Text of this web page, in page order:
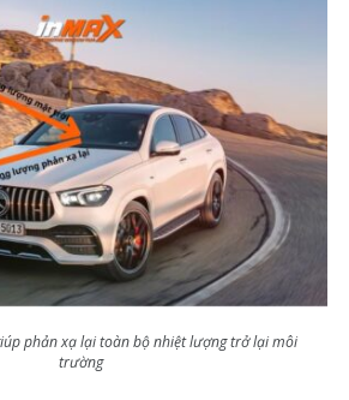
phản xạ lại toàn bộ nhiệt lượng trở lại môi
trường